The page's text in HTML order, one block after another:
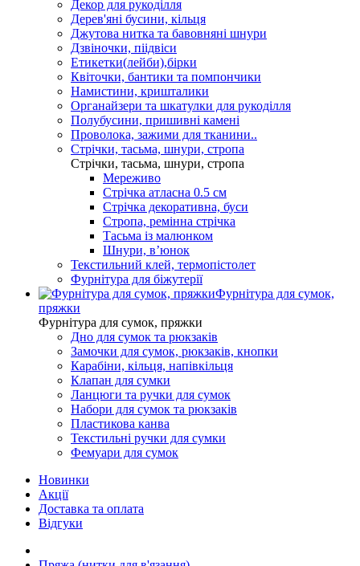
Декор для рукоділля
Дерев'яні бусини, кільця
Джутова нитка та бавовняні шнури
Дзвіночки, піідвіси
Етикетки(лейби),бірки
Квіточки, бантики та помпончики
Намистини, кришталики
Органайзери та шкатулки для рукоділля
Полубусини, пришивні камені
Проволока, зажими для тканини..
Стрічки, тасьма, шнури, стропа
Стрічки, тасьма, шнури, стропа
Мереживо
Стрічка атласна 0.5 см
Стрічка декоративна, буси
Стропа, ремінна стрічка
Тасьма із малюнком
Шнури, вʼюнок
Текстильний клей, термопістолет
Фурнітура для біжутерії
Фурнітура для сумок,
пряжки
Фурнітура для сумок, пряжки
Дно для сумок та рюкзаків
Замочки для сумок, рюкзаків, кнопки
Карабіни, кільця, напівкільця
Клапан для сумки
Ланцюги та ручки для сумок
Набори для сумок та рюкзаків
Пластикова канва
Текстильні ручки для сумки
Фемуари для сумок
Новинки
Акції
Доставка та оплата
Відгуки